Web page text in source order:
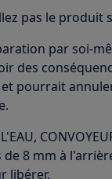
pas le produit
par soi-
des
pourrait
de 8 mm à
libérer.